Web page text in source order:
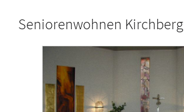
Seniorenwohnen Kirchberg